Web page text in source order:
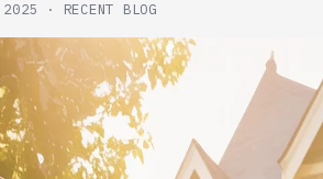
2025 · RECENT BLOG